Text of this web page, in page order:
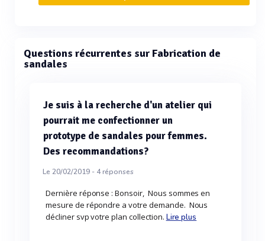
Questions récurrentes sur Fabrication de
sandales
Je suis à la recherche d'un atelier qui
pourrait me confectionner un
prototype de sandales pour femmes.
Des recommandations?
Le 20/02/2019 - 4réponses
Dernière réponse : Bonsoir, Nous sommes en
mesure de répondre a votre demande. Nous
décliner svp votre plan collection. Lire plus